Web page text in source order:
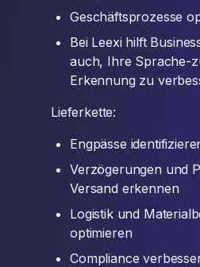
Geschäftsprozesse
Bei Leexi hilft
auch, Ihre Sprache-
Erkennung zu
Lieferkette:
Engpässe
Verzögerungen und
Versand erkennen
Logistik und
optimieren
Compliance